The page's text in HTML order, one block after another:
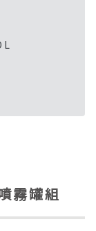
霧罐組